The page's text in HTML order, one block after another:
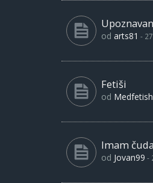
od arts81 -
Fetiši
od Medfetish
Imam
od Jovan99 -